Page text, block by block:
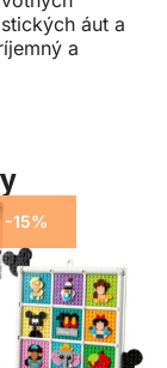
áut a
a
-15%